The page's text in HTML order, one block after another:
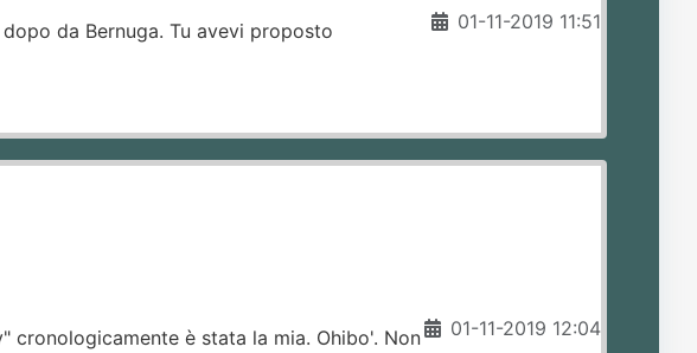
01-11-2019 11:51
da Bernuga. Tu avevi proposto
01-11-2019 12:04
cronologicamente è stata la mia. Ohibo'. Non